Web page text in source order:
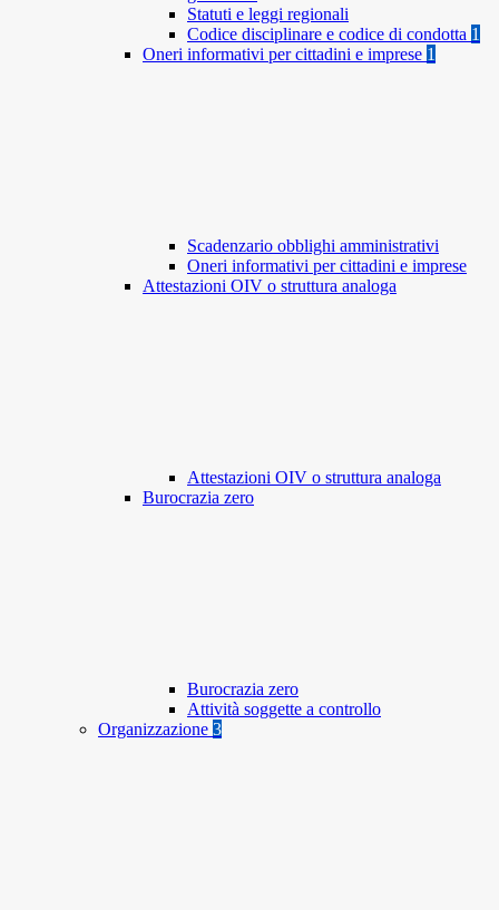
Statuti e leggi regionali
Codice disciplinare e codice di condotta 1
Oneri informativi per cittadini e imprese 1
Scadenzario obblighi amministrativi
Oneri informativi per cittadini e imprese
Attestazioni OIV o struttura analoga
Attestazioni OIV o struttura analoga
Burocrazia zero
Burocrazia zero
Attività soggette a controllo
Organizzazione 3